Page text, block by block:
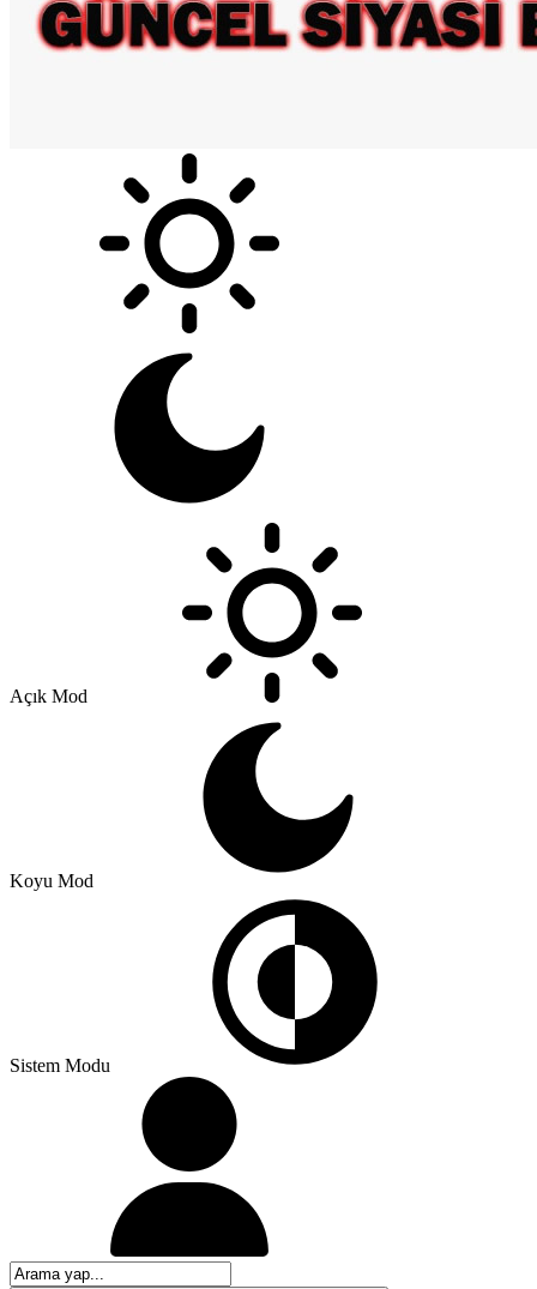
Açık Mod
Koyu Mod
Sistem Modu